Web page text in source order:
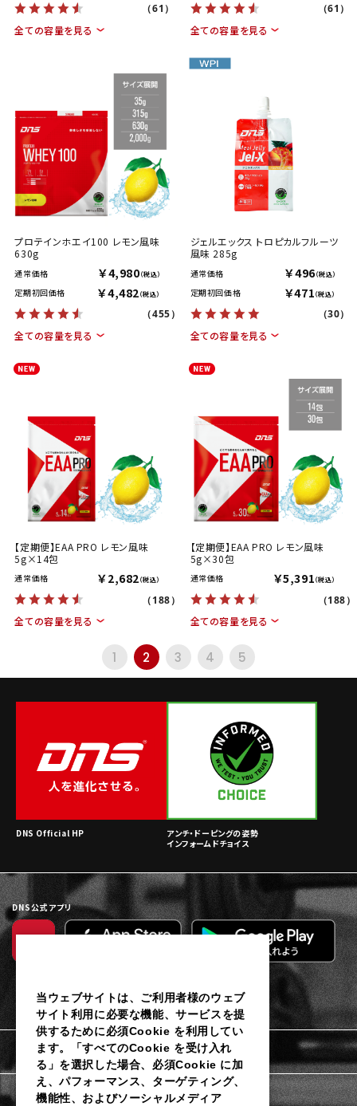
（61）
全ての容量を見る
（61）
全ての容量を見る
プロテインホエイ100 レモン風味
630g
通常価格 ￥4,980（税込）
定期初回価格 ￥4,482（税込）
（455）
全ての容量を見る
ジェルエックス トロピカルフルーツ
風味 285g
通常価格 ￥496（税込）
定期初回価格 ￥471（税込）
（30）
全ての容量を見る
【定期便】EAA PRO レモン風味
5g×14包
通常価格 ￥2,682（税込）
（188）
全ての容量を見る
【定期便】EAA PRO レモン風味
5g×30包
通常価格 ￥5,391（税込）
（188）
全ての容量を見る
1 2 3 4 5
DNS Official HP
アンチ・ドーピングの姿勢
インフォームドチョイス
DNS公式アプリ
利用規約
個人情報保護に関するご通知
当ウェブサイトは、ご利用者様のウェブ
サイト利用に必要な機能、サービスを提
供するために必須Cookie を利用してい
ます。「すべてのCookie を受け入れ
る」を選択した場合、必須Cookie に加
え、パフォーマンス、ターゲティング、
機能性、およびソーシャルメディア